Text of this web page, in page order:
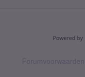
Forumvoorwaarden